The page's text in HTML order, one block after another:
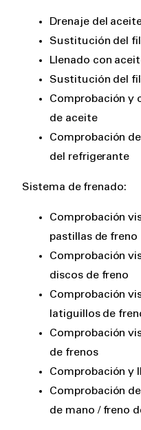
Drenaje del
Sustitución del
Llenado con
Sustitución del
Comprobación y
de aceite
Comprobación
del refrigerante
Sistema de frenado:
Comprobación
pastillas de freno
Comprobación
discos de freno
Comprobación
latiguillos de
Comprobación
de frenos
Comprobación y
Comprobación
de mano / freno